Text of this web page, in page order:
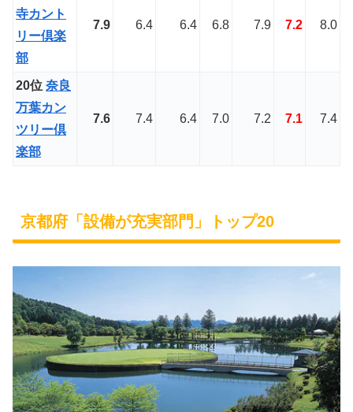
寺カント
リー倶楽
部
7.9 6.4 6.4 6.8 7.9 7.2 8.0
20位 奈良
万葉カン
ツリー倶
楽部
7.6 7.4 6.4 7.0 7.2 7.1 7.4
京都府「設備が充実部門」トップ20